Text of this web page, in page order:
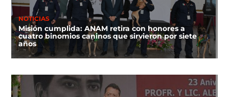
NOTICIAS
Misión cumplida: ANAM retira con honores a
cuatro binomios caninos que sirvieron por siete
años